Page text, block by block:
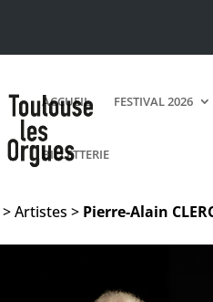
ACCUEIL FESTIVAL 2026
BILLETTERIE
Artistes > Pierre-Alain